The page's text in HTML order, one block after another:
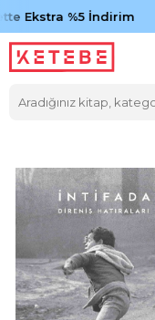
Ekstra %5 İndirim